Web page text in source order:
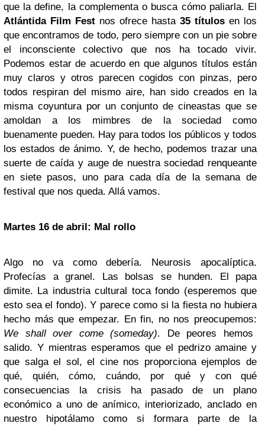
que la define, la complementa o busca cómo paliarla. El
Atlántida Film Fest nos ofrece hasta 35 títulos en los
que encontramos de todo, pero siempre con un pie sobre
el inconsciente colectivo que nos ha tocado vivir.
Podemos estar de acuerdo en que algunos títulos están
muy claros y otros parecen cogidos con pinzas, pero
todos respiran del mismo aire, han sido creados en la
misma coyuntura por un conjunto de cineastas que se
amoldan a los mimbres de la sociedad como
buenamente pueden. Hay para todos los públicos y todos
los estados de ánimo. Y, de hecho, podemos trazar una
suerte de caída y auge de nuestra sociedad renqueante
en siete pasos, uno para cada día de la semana de
festival que nos queda. Allá vamos.
Martes 16 de abril: Mal rollo
Algo no va como debería. Neurosis apocalíptica.
Profecías a granel. Las bolsas se hunden. El papa
dimite. La industria cultural toca fondo (esperemos que
esto sea el fondo). Y parece como si la fiesta no hubiera
hecho más que empezar. En fin, no nos preocupemos:
We shall over come (someday). De peores hemos
salido. Y mientras esperamos que el pedrizo amaine y
que salga el sol, el cine nos proporciona ejemplos de
qué, quién, cómo, cuándo, por qué y con qué
consecuencias la crisis ha pasado de un plano
económico a uno de anímico, interiorizado, anclado en
nuestro hipotálamo como si formara parte de la